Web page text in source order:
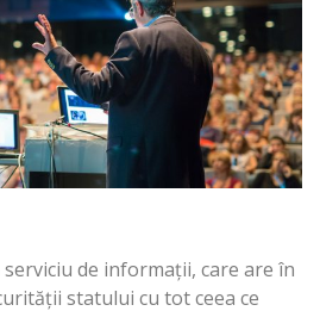
de informații, care are în
statului cu tot ceea ce